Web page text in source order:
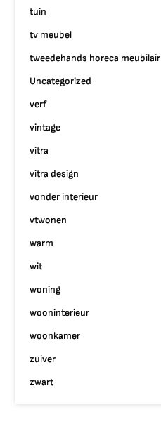
tuin
tv meubel
tweedehands horeca meubilair
Uncategorized
verf
vintage
vitra
vitra design
vonder interieur
vtwonen
warm
wit
woning
wooninterieur
woonkamer
zuiver
zwart